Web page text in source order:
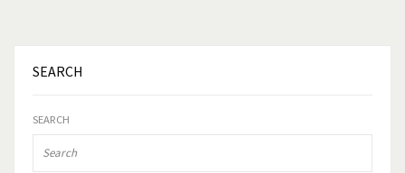
SEARCH
SEARCH